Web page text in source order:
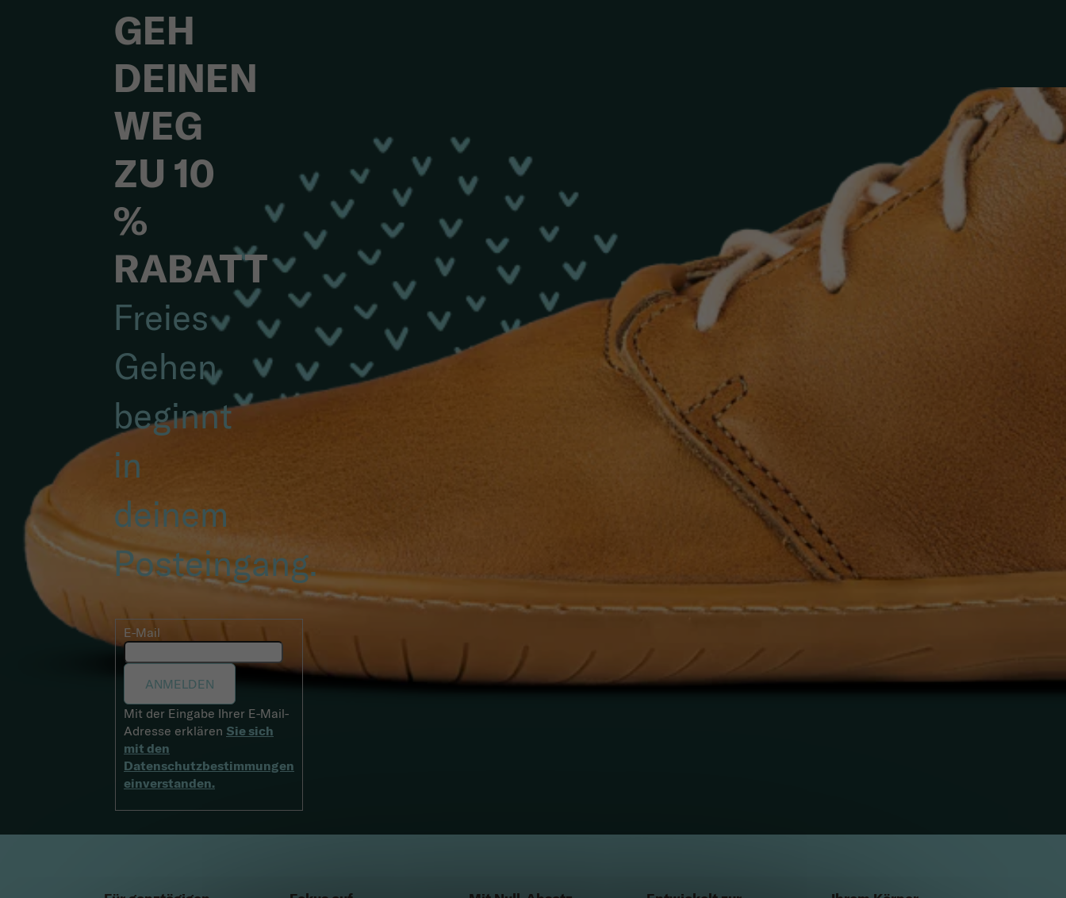
GEH
DEINEN
WEG
ZU 10
%
RABATT
Freies
Gehen
beginnt
in
deinem
Posteingang.
E-Mail
ANMELDEN
Mit der Eingabe Ihrer E-Mail-
Adresse erklären Sie sich
mit den
Datenschutzbestimmungen
einverstanden.